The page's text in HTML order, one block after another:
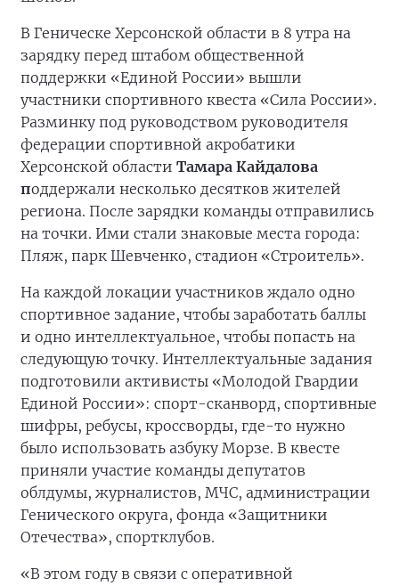
В Геническе Херсонской области в 8 утра на
зарядку перед штабом общественной
поддержки «Единой России» вышли
участники спортивного квеста «Сила России».
Разминку под руководством руководителя
федерации спортивной акробатики
Херсонской области Тамара Кайдалова
поддержали несколько десятков жителей
региона. После зарядки команды отправились
на точки. Ими стали знаковые места города:
Пляж, парк Шевченко, стадион «Строитель».
На каждой локации участников ждало одно
спортивное задание, чтобы заработать баллы
и одно интеллектуальное, чтобы попасть на
следующую точку. Интеллектуальные задания
подготовили активисты «Молодой Гвардии
Единой России»: спорт-сканворд, спортивные
шифры, ребусы, кроссворды, где-то нужно
было использовать азбуку Морзе. В квесте
приняли участие команды депутатов
облдумы, журналистов, МЧС, администрации
Генического округа, фонда «Защитники
Отечества», спортклубов.
«В этом году в связи с оперативной